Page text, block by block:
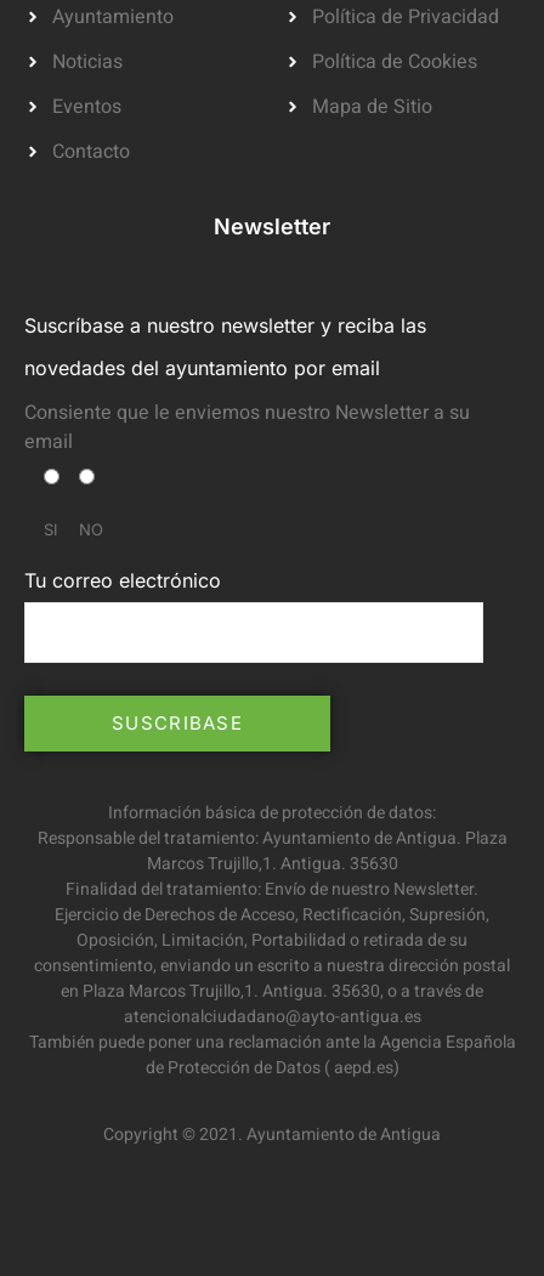
Ayuntamiento
Noticias
Eventos
Contacto
Política de Privacidad
Política de Cookies
Mapa de Sitio
Newsletter
Suscríbase a nuestro newsletter y reciba las
novedades del ayuntamiento por email
Consiente que le enviemos nuestro Newsletter a su
email
SI NO
Tu correo electrónico
Información básica de protección de datos:
Responsable del tratamiento: Ayuntamiento de Antigua. Plaza
Marcos Trujillo,1. Antigua. 35630
Finalidad del tratamiento: Envío de nuestro Newsletter.
Ejercicio de Derechos de Acceso, Rectificación, Supresión,
Oposición, Limitación, Portabilidad o retirada de su
consentimiento, enviando un escrito a nuestra dirección postal
en Plaza Marcos Trujillo,1. Antigua. 35630, o a través de
atencionalciudadano@ayto-antigua.es
También puede poner una reclamación ante la Agencia Española
de Protección de Datos ( aepd.es)
Copyright © 2021. Ayuntamiento de Antigua